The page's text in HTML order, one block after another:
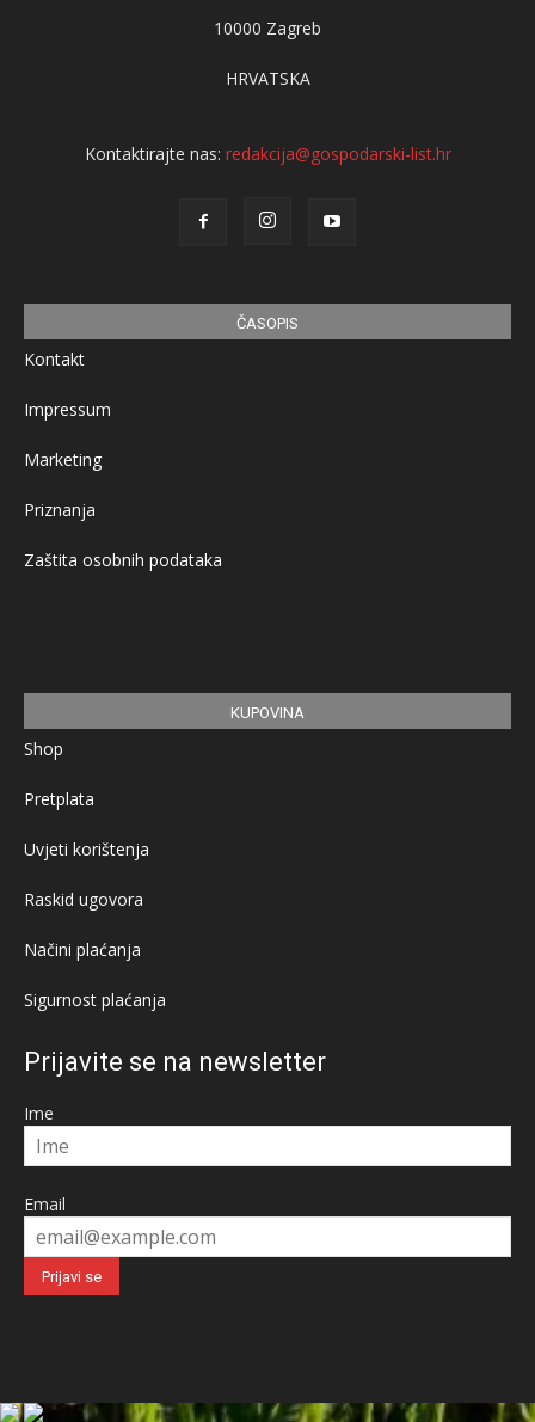
10000 Zagreb
HRVATSKA
Kontaktirajte nas: redakcija@gospodarski-list.hr
ČASOPIS
Kontakt
Impressum
Marketing
Priznanja
Zaštita osobnih podataka
KUPOVINA
Shop
Pretplata
Uvjeti korištenja
Raskid ugovora
Načini plaćanja
Sigurnost plaćanja
Prijavite se na newsletter
Ime
Email